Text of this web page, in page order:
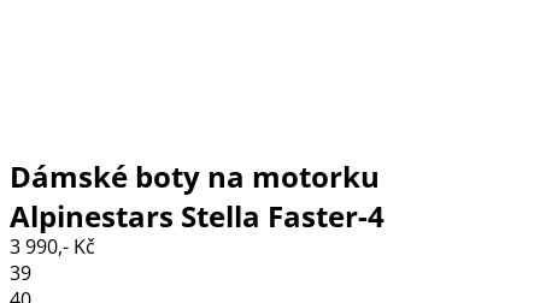
Dámské boty na motorku
Alpinestars Stella Faster-4
black/diva pink
3 990,- Kč
39